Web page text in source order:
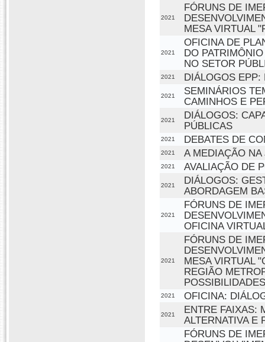
2021
FÓRUNS DE
MESA VIRTUAL
2021
OFICINA DE
DO
NO SETOR
2021 DIÁLOGOS EPP:
2021
SEMINÁRIOS
CAMINHOS E
2021
DIÁLOGOS:
PÚBLICAS
2021 DEBATES DE
2021 A MEDIAÇÃO
2021 AVALIAÇÃO DE
2021
DIÁLOGOS:
ABORDAGEM
2021
FÓRUNS DE
OFICINA
2021
FÓRUNS DE
MESA VIRTUAL
REGIÃO
2021 OFICINA:
2021
ENTRE FAIXAS:
ALTERNATIVA E
FÓRUNS DE